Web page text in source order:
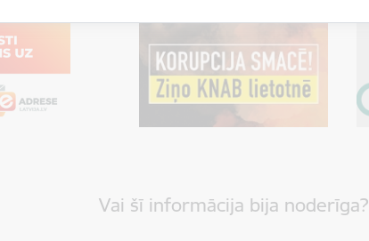
Vai šī informācija bija noderīga?